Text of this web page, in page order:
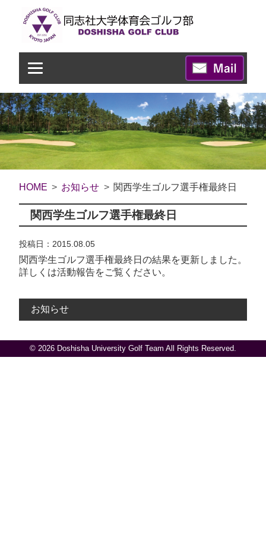
HOME お知らせ 関西学生ゴルフ選手権最終日
関西学生ゴルフ選手権最終日
投稿日：2015.08.05
関西学生ゴルフ選手権最終日の結果を更新しました。
詳しくは活動報告をご覧ください。
お知らせ
© 2026 Doshisha University Golf Team All Rights Reserved.